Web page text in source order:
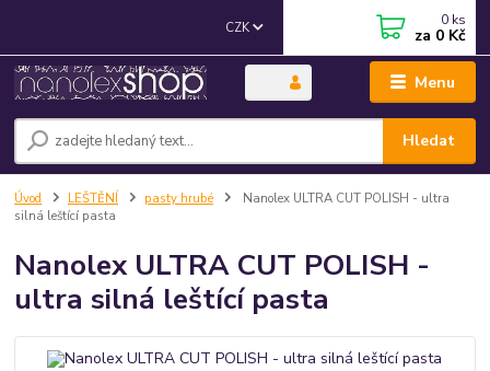
Menu
CZK
Hledat
0 ks
za 0 Kč
Úvod LEŠTĚNÍ pasty hrubé
Nanolex ULTRA CUT POLISH - ultra
silná leštící pasta
Nanolex ULTRA CUT POLISH -
ultra silná leštící pasta